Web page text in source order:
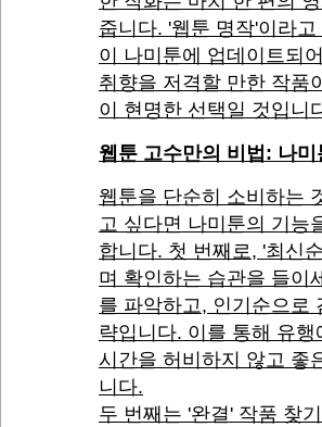
줍니다. '웹툰 명작'이라
이 나미툰에 업데이트되
취향을 저격할 만한 작품
이 현명한 선택일 것입니
웹툰 고수만의 비법: 나
웹툰을 단순히 소비하는
고 싶다면 나미툰의 기능
합니다. 첫 번째로, '최신
며 확인하는 습관을 들이
를 파악하고, 인기순으로
략입니다. 이를 통해 유
시간을 허비하지 않고 좋
니다.
두 번째는 '완결' 작품 찾